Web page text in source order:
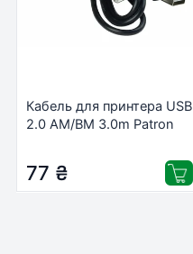
Кабель для принтера USB
2.0 AM/BM 3.0m Patron
77 ₴